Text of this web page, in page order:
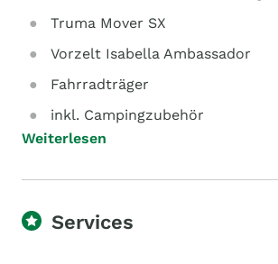
Truma Mover SX
Vorzelt Isabella Ambassador
Fahrradträger
inkl. Campingzubehör
Weiterlesen
Services